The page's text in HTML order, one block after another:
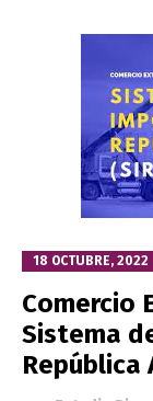
18 OCTUBRE, 2022
Comercio
Sistema
República